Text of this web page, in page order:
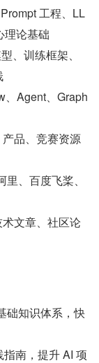
工程、LL
理论基础
、训练框架、
、Agent、Graph
产品、竞赛资源
、百度飞桨、
术文章、社区论
础知识体系，快
指南，提升 AI 项